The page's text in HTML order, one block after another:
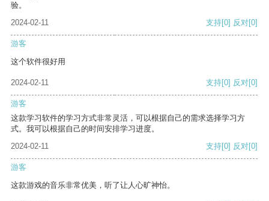
验。
2024-02-11
支持[0] 反对[0]
游客
这个软件很好用
2024-02-11 支持[0] 反对[0]
游客
这款学习软件的学习方式非常灵活，可以根据自己的需求选择学习方
式。我可以根据自己的时间安排学习进度。
2024-02-11
支持[0] 反对[0]
游客
这款游戏的音乐非常优美，听了让人心旷神怡。